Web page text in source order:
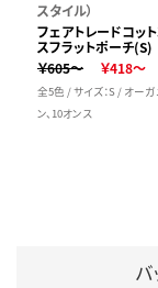
スタイル）
フェアトレードコッ
スフラットポーチ(S)
￥605～
￥418～
全5色 / サイズ：S / オーガ
ン、10オンス
バ